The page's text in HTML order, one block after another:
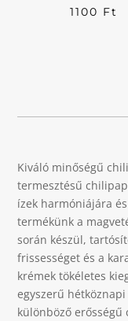
1100 Ft
Kiváló minőségű
termesztésű
ízek harmóniájára
termékünk a
során készül,
frissességet és a
krémek tökéletes
egyszerű
különböző erősségű